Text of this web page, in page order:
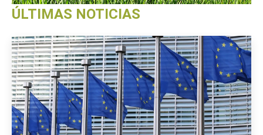
ÚLTIMAS NOTICIAS